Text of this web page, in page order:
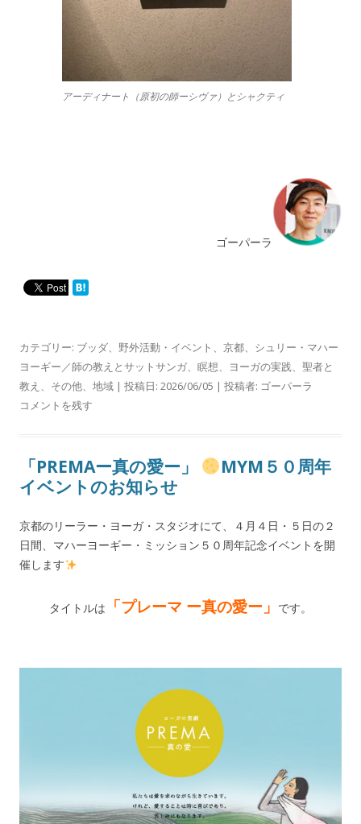
アーディナート（原初の師ーシヴァ）とシャクティ
ゴーパーラ
カテゴリー: ブッダ、 野外活動・イベント 、 京都、 シュリー・マハー
ヨーギー／師の教えとサットサンガ、 瞑想、 ヨーガの実践、 聖者と
教え 、 その他、 地域 | 投稿日: 2026/06/05 | 投稿者: ゴーパーラ
コメントを残す
「PREMAー真の愛ー」
MYM５０周年
イベントのお知らせ
京都のリーラー・ヨーガ・スタジオにて、４月４日・５日の２
日間、マハーヨーギー・ミッション５０周年記念イベントを開
催します
タイトルは 「プレーマ ー真の愛ー」 です。